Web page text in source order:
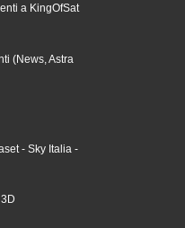
a KingOfSat
(News, Astra
- Sky Italia -